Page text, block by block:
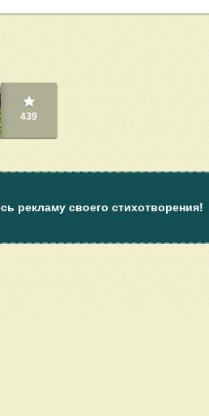
439
рекламу своего стихотворения!